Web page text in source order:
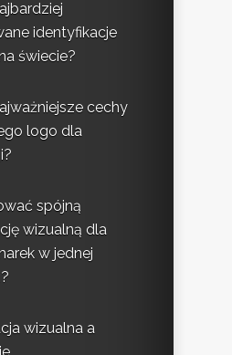
identyfikacje
świecie?
cechy
logo dla
spójną
wizualną dla
w jednej
wizualna a